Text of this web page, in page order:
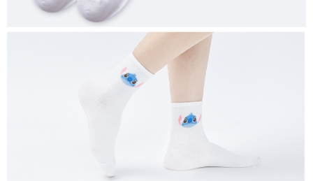
付款後7-11取貨
每筆NT$80，滿NT$859(含以上)免運費
每筆NT$85，滿NT$859(含以上)免運費